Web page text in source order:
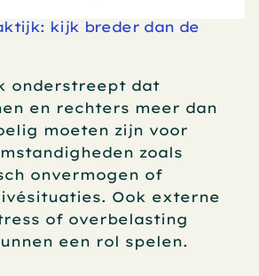
kijk breder dan de
onderstreept dat
en rechters meer dan
moeten zijn voor
zoals
onvermogen of
Ook externe
of overbelasting
een rol spelen.